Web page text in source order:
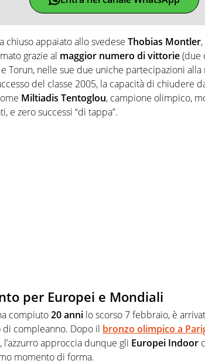
chiuso appaiato allo svedese Thobias Montler
grazie al maggior numero di vittorie(due
Torun, nelle sue due uniche partecipazioni alla
del classe 2005, la capacità di chiudere
Miltiadis Tentoglou, campione olimpico,
e zero successi “di tappa”.
per Europei e Mondiali
compiuto20 anni lo scorso 7 febbraio, è
compleanno. Dopo il bronzo olimpico a
l’azzurro approccia dunque gli Europei Indoor
momento di forma.